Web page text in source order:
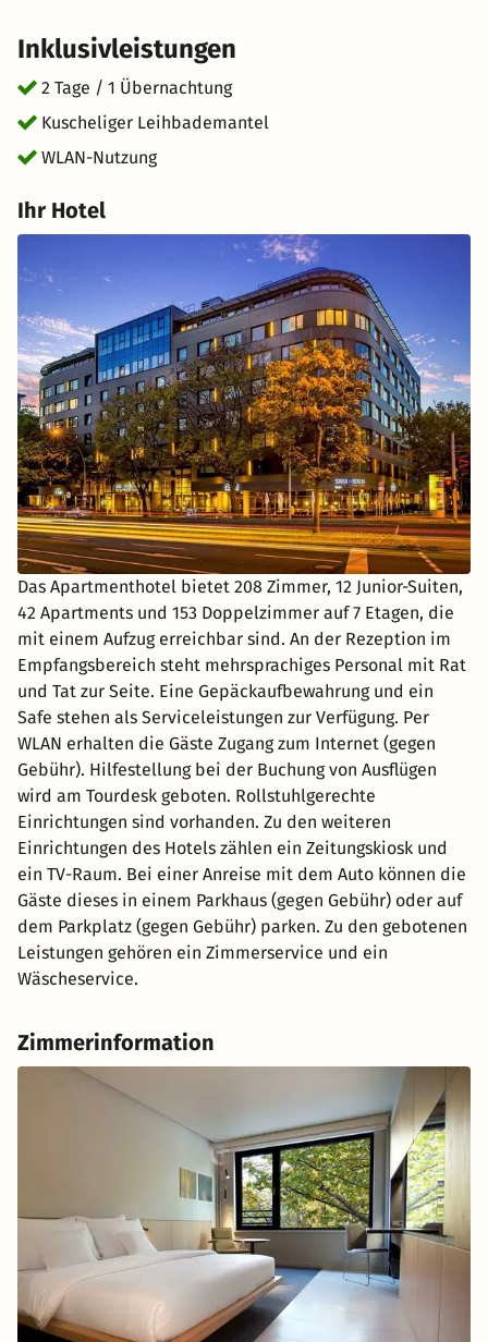
Inklusivleistungen
2 Tage / 1 Übernachtung
Kuscheliger Leihbademantel
WLAN-Nutzung
Ihr Hotel
Das Apartmenthotel bietet 208 Zimmer, 12 Junior-Suiten,
42 Apartments und 153 Doppelzimmer auf 7 Etagen, die
mit einem Aufzug erreichbar sind. An der Rezeption im
Empfangsbereich steht mehrsprachiges Personal mit Rat
und Tat zur Seite. Eine Gepäckaufbewahrung und ein
Safe stehen als Serviceleistungen zur Verfügung. Per
WLAN erhalten die Gäste Zugang zum Internet (gegen
Gebühr). Hilfestellung bei der Buchung von Ausflügen
wird am Tourdesk geboten. Rollstuhlgerechte
Einrichtungen sind vorhanden. Zu den weiteren
Einrichtungen des Hotels zählen ein Zeitungskiosk und
ein TV-Raum. Bei einer Anreise mit dem Auto können die
Gäste dieses in einem Parkhaus (gegen Gebühr) oder auf
dem Parkplatz (gegen Gebühr) parken. Zu den gebotenen
Leistungen gehören ein Zimmerservice und ein
Wäscheservice.
Zimmerinformation